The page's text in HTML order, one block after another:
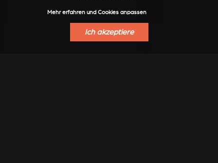
Mehr erfahren und Cookies anpassen
Ich akzeptiere